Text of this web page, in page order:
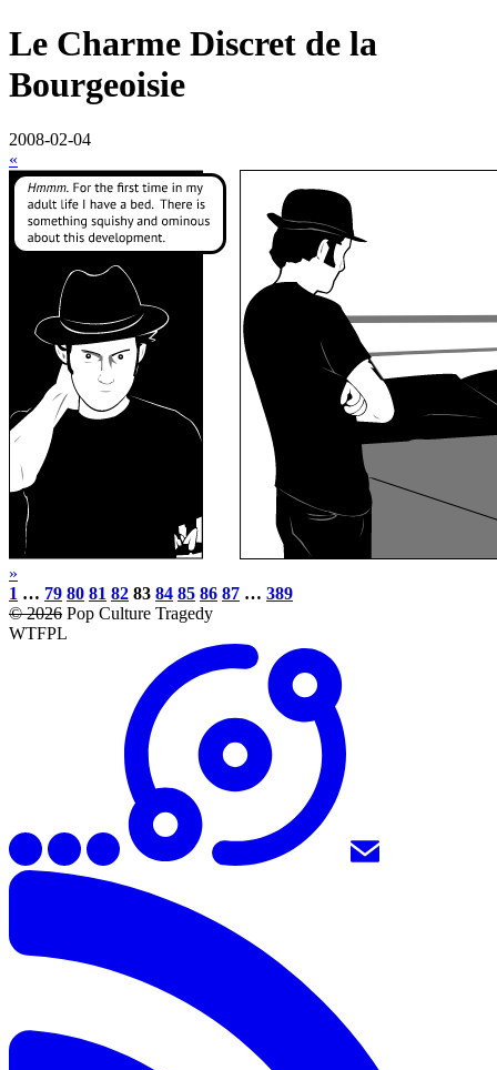
Le Charme Discret de la
Bourgeoisie
2008-02-04
«
»
1 … 79 80 81 82 83 84 85 86 87 … 389
© 2026 Pop Culture Tragedy
WTFPL